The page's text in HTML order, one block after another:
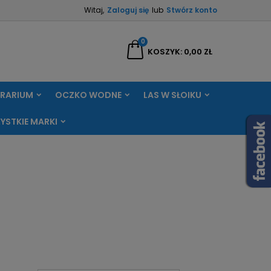
Witaj, Zaloguj się lub Stwórz konto
KOSZYK
0
0,00 ZŁ
OCZKO WODNE LAS W SŁOIKU
MARKI